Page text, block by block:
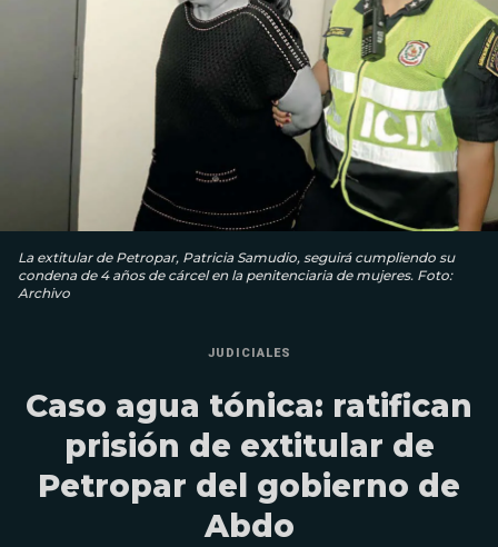
La extitular de Petropar, Patricia Samudio, seguirá cumpliendo su
condena de 4 años de cárcel en la penitenciaria de mujeres. Foto:
Archivo
JUDICIALES
Caso agua tónica: ratifican
prisión de extitular de
Petropar del gobierno de
Abdo